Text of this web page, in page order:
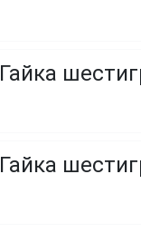
Гайка
Гайка